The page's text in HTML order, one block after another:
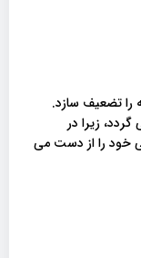
تضعیف سازد.
زیرا در
خود را از دست می